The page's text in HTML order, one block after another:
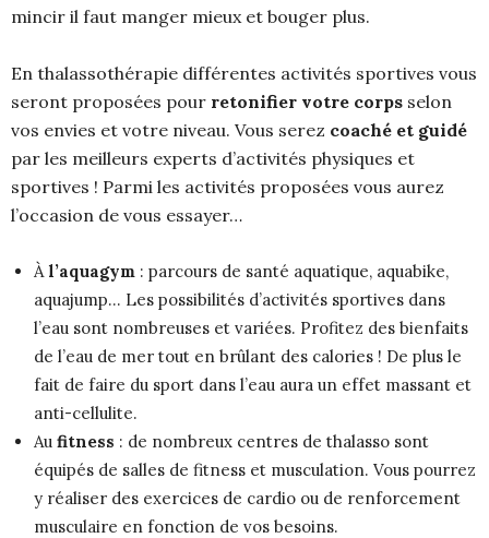
mincir il faut manger mieux et bouger plus.
En thalassothérapie différentes activités sportives vous
seront proposées pour retonifier votre corps selon
vos envies et votre niveau. Vous serez coaché et guidé
par les meilleurs experts d’activités physiques et
sportives ! Parmi les activités proposées vous aurez
l’occasion de vous essayer…
Àl’aquagym : parcours de santé aquatique, aquabike,
aquajump… Les possibilités d’activités sportives dans
l’eau sont nombreuses et variées. Profitez des bienfaits
de l’eau de mer tout en brûlant des calories ! De plus le
fait de faire du sport dans l’eau aura un effet massant et
anti-cellulite.
Au fitness : de nombreux centres de thalasso sont
équipés de salles de fitness et musculation. Vous pourrez
y réaliser des exercices de cardio ou de renforcement
musculaire en fonction de vos besoins.